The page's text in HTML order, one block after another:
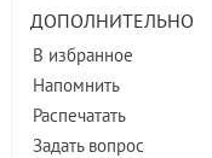
ДОПОЛНИТЕЛЬНО
В избранное
Напомнить
Распечатать
Задать вопрос